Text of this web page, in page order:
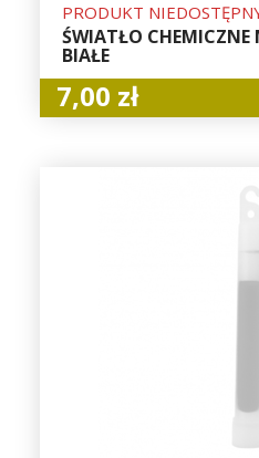
PRODUKT
ŚWIATŁO CHEMICZNE
BIAŁE
7,00 zł